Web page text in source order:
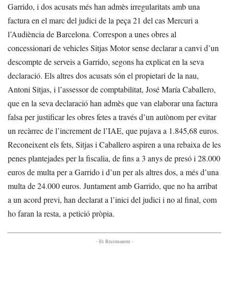
Garrido, i dos acusats més han admès irregularitats amb una
factura en el marc del judici de la peça 21 del cas Mercuri a
l’Audiència de Barcelona. Correspon a unes obres al
concessionari de vehicles Sitjas Motor sense declarar a canvi d’un
descompte de serveis a Garrido, segons ha explicat en la seva
declaració. Els altres dos acusats són el propietari de la nau,
Antoni Sitjas, i l’assessor de comptabilitat, José María Caballero,
que en la seva declaració han admès que van elaborar una factura
falsa per justificar les obres fetes a través d’un autònom per evitar
un recàrrec de l’increment de l’IAE, que pujava a 1.845,68 euros.
Reconeixent els fets, Sitjas i Caballero aspiren a una rebaixa de les
penes plantejades per la fiscalia, de fins a 3 anys de presó i 28.000
euros de multa per a Garrido i d’un per als altres dos, a més d’una
multa de 24.000 euros. Juntament amb Garrido, que no ha arribat
a un acord previ, han declarat a l’inici del judici i no al final, com
ho faran la resta, a petició pròpia.
- Et Recomanem -